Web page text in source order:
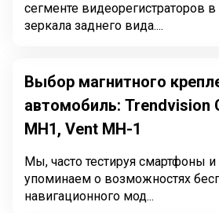
сегменте видеорегистраторов
зеркала заднего вида....
Выбор магнитного
автомобиль: Trendvision
MH1, Vent MH-1
Мы, часто тестируя смартфоны
упоминаем о возможностях
навигационного мод...